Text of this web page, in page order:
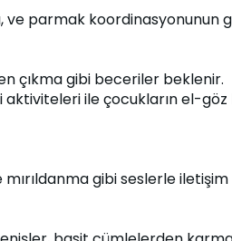
ve parmak
çıkma gibi beceriler beklenir.
aktiviteleri ile çocukların el-
gibi seslerle